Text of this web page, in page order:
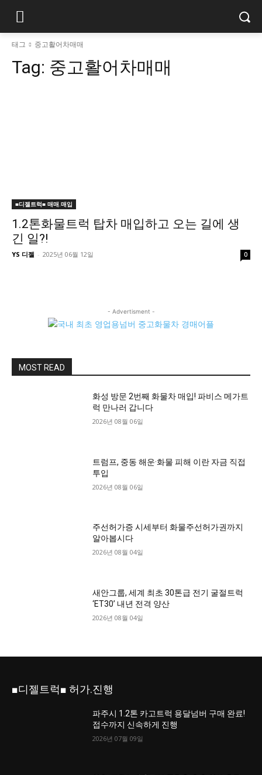
태그 중고활어차매매
Tag: 중고활어차매매
■디젤트럭■ 매매.매입
1.2톤화물트럭 탑차 매입하고 오는 길에 생
긴 일?!
YS 디젤 - 2025년 06월 12일 0
- Advertisment -
MOST READ
화성 방문 2번째 화물차 매입! 파비스 메가트
럭 만나러 갑니다
2026년 08월 06일
트럼프, 중동 해운·화물 피해 이란 자금 직접
투입
2026년 08월 06일
주선허가증 시세부터 화물주선허가권까지
알아봅시다
2026년 08월 04일
새안그룹, 세계 최초 30톤급 전기 굴절트럭
‘ET30’ 내년 전격 양산
2026년 08월 04일
■디젤트럭■ 허가.진행
파주시 1.2톤 카고트럭 용달넘버 구매 완료!
접수까지 신속하게 진행
2026년 07월 09일